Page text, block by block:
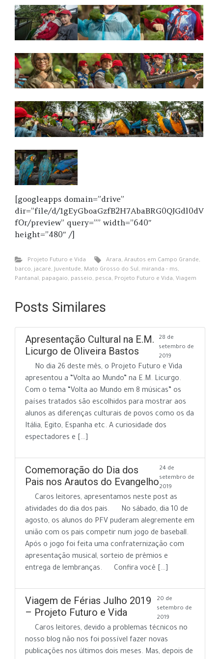
[googleapps domain=”drive”
dir=”file/d/1gEyGboaGzfB2H7AbaBRG0QJGdl0dV
fOr/preview” query=”” width=”640″
height=”480″ /]
Projeto Futuro e Vida Arara,Arautos em Campo Grande,
barco,jacaré,Juventude, Mato Grosso do Sul, miranda - ms,
Pantanal, papagaio, passeio, pesca, Projeto Futuro e Vida, Viagem
Posts Similares
Apresentação Cultural na E.M.
Licurgo de Oliveira Bastos
28 de
setembro de
2019
No dia 26 deste mês, o Projeto Futuro e Vida
apresentou a “Volta ao Mundo” na E.M. Licurgo.
Com o tema “Volta ao Mundo em 8 músicas” os
países tratados são escolhidos para mostrar aos
alunos as diferenças culturais de povos como os da
Itália, Egito, Espanha etc. A curiosidade dos
espectadores e […]
Comemoração do Dia dos
Pais nos Arautos do Evangelho
24 de
setembro de
2019
Caros leitores, apresentamos neste post as
atividades do dia dos pais. No sábado, dia 10 de
agosto, os alunos do PFV puderam alegremente em
união com os pais competir num jogo de baseball.
Após o jogo foi feita uma confraternização com
apresentação musical, sorteio de prêmios e
entrega de lembranças. Confira você […]
Viagem de Férias Julho 2019
– Projeto Futuro e Vida
20 de
setembro de
2019
Caros leitores, devido a problemas técnicos no
nosso blog não nos foi possível fazer novas
publicações nos últimos dois meses. Mas, depois de